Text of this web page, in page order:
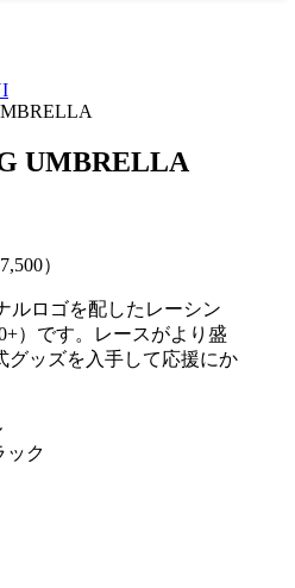
UMBRELLA
）
ルロゴを配したレーシン
）です。レースがより盛
グッズを入手して応援にか
ック